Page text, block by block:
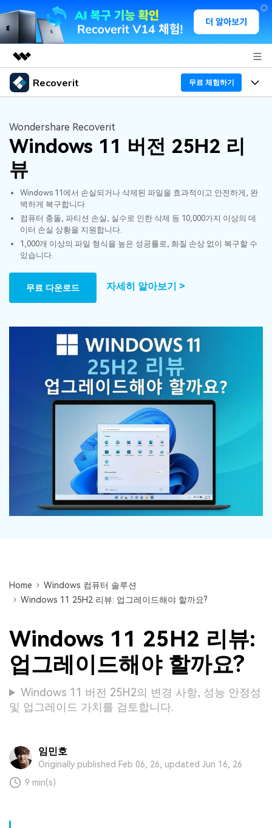
주요 제품
유틸리티
개요
솔루션
회사 소개
뉴스룸
플랜 및 가격
도움말 센터
Recoverit 무료 체험하기
Recoverit - Windows 버전
무료 체험
Mac 시스템에서 무제한 데이터 복구
리커버릿 무료 버전
분실/삭제된 데이터 무료 복구
무료 체험
기타 프로그램
Repairit - 데이터 복구
UBackit - 데이터 백업
기능
미디어 복구하기
문서 복구하기
디바이스 복구하기
리커버릿 모든 기능 확인하기
복구 Tips
외장 저장장치 복구
삭제된 파일 복구
손상된 파일 복구
기타
더 많은 솔루션 찾기
리커버릿 개요
드라이브에서 복구
삭제된 미디어 복구
복구 솔루션
삭제된 파일 복구
데이터 손실 시나리오
가이드
search
Wondershare Recoverit
Windows 11 버전 25H2 리
뷰
Windows 11에서 손실되거나 삭제된 파일을 효과적이고 안전하게, 완
벽하게 복구합니다.
컴퓨터 충돌, 파티션 손실, 실수로 인한 삭제 등 10,000가지 이상의 데
이터 손실 상황을 지원합니다.
1,000개 이상의 파일 형식을 높은 성공률로, 화질 손상 없이 복구할 수
있습니다.
무료 다운로드 자세히 알아보기 >
Home
Windows 컴퓨터 솔루션
Windows 11 25H2 리뷰: 업그레이드해야 할까요?
Windows 11 25H2 리뷰:
업그레이드해야 할까요?
Windows 11 버전 25H2의 변경 사항, 성능 안정성
및 업그레이드 가치를 검토합니다.
임민호
Originally published Feb 06, 26, updated Jun 16, 26
9 min(s)